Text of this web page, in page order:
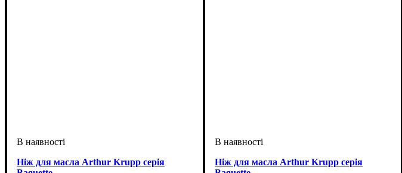
Ніж для масла Arthur Krupp серія
Ніж для масла Arthur Krupp серія